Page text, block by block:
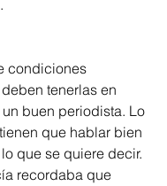
condiciones
tenerlas en
buen periodista. Lo
que hablar bien
que se quiere decir.
recordaba que